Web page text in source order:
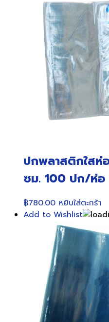
ปกพลาสติกใสห่
ซม. 100 ปก/ห่อ
฿780.00 หยิบใส่ตะกร้า
Add to Wishlist